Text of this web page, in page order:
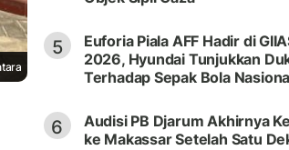
5
Euforia Piala AFF Hadir di
2026, Hyundai Tunjukkan
Terhadap Sepak Bola
6
Audisi PB Djarum Akhirnya
ke Makassar Setelah Satu